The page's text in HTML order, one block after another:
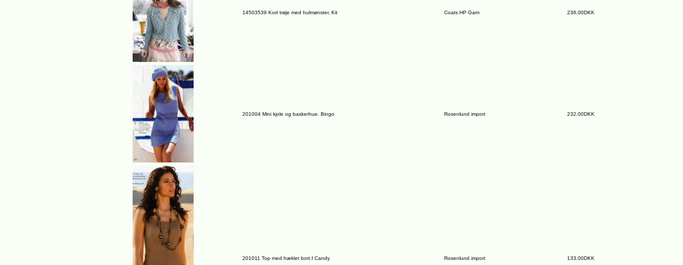
14503539 Kort trøje med hulmønster, Kit Coats HP Garn 236,00DKK
201004 Mini kjole og baskerhue. Bingo Rosenlund import 232,00DKK
201011 Top med hæklet bort.I Candy Rosenlund import 133,00DKK